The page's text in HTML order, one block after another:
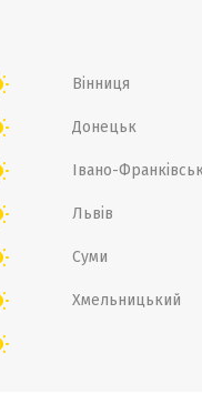
Вінниця
Донецьк
Івано-
Львів
Суми
Хмельницький